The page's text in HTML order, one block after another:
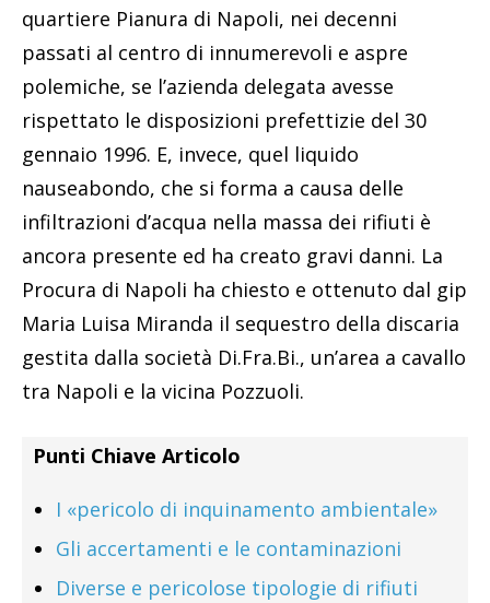
quartiere Pianura di Napoli, nei decenni
passati al centro di innumerevoli e aspre
polemiche, se l’azienda delegata avesse
rispettato le disposizioni prefettizie del 30
gennaio 1996. E, invece, quel liquido
nauseabondo, che si forma a causa delle
infiltrazioni d’acqua nella massa dei rifiuti è
ancora presente ed ha creato gravi danni. La
Procura di Napoli ha chiesto e ottenuto dal gip
Maria Luisa Miranda il sequestro della discaria
gestita dalla società Di.Fra.Bi., un’area a cavallo
tra Napoli e la vicina Pozzuoli.
Punti Chiave Articolo
I «pericolo di inquinamento ambientale»
Gli accertamenti e le contaminazioni
Diverse e pericolose tipologie di rifiuti